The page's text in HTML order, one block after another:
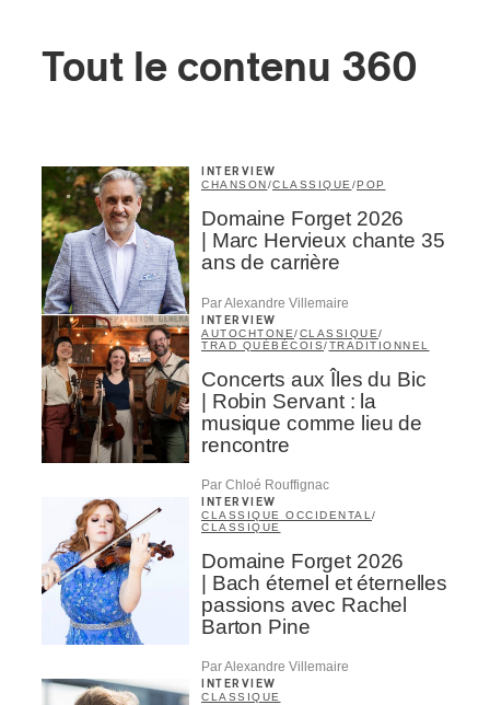
Tout le contenu 360
INTERVIEW
CHANSON/CLASSIQUE /POP
Domaine Forget 2026
| Marc Hervieux chante 35
ans de carrière
Par Alexandre Villemaire
INTERVIEW
AUTOCHTONE/CLASSIQUE/
TRAD QUÉBÉCOIS/TRADITIONNEL
Concerts aux Îles du Bic
| Robin Servant : la
musique comme lieu de
rencontre
Par Chloé Rouffignac
INTERVIEW
CLASSIQUE OCCIDENTAL /
CLASSIQUE
Domaine Forget 2026
| Bach éternel et éternelles
passions avec Rachel
Barton Pine
Par Alexandre Villemaire
INTERVIEW
CLASSIQUE